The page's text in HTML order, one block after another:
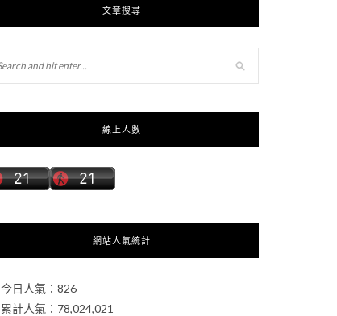
文章搜尋
線上人數
網站人氣統計
今日人氣： 826
累計人氣： 78,024,021